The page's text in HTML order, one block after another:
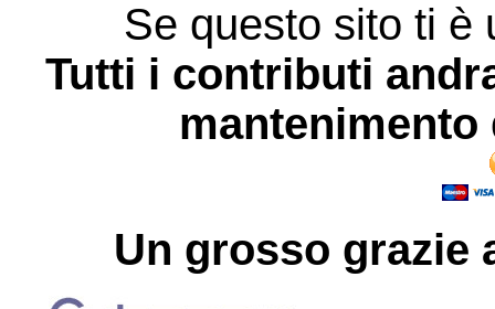
Se questo sito ti è
Tutti i contributi
Un grosso grazie